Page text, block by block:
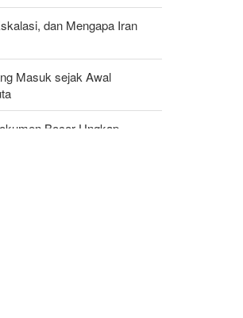
dan Mengapa Iran
Masuk sejak Awal
Bocor Ungkap